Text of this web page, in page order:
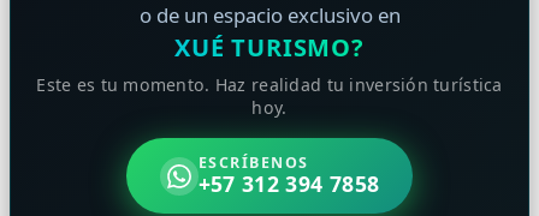
o de un espacio exclusivo en
XUÉ TURISMO?
Este es tu momento. Haz realidad tu inversión turística
hoy.
ESCRÍBENOS
+57 312 394 7858